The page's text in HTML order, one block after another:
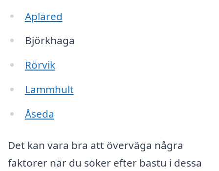
Aplared
Björkhaga
Rörvik
Lammhult
Åseda
Det kan vara bra att överväga några
faktorer när du söker efter bastu i dessa